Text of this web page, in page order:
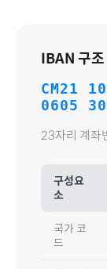
IBAN 구조
CM21
0605
23자리 계좌
구성요
소
국가 코
드